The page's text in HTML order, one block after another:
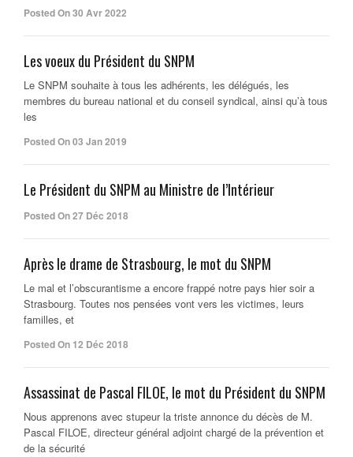
Posted On 30 Avr 2022
Les voeux du Président du SNPM
Le SNPM souhaite à tous les adhérents, les délégués, les
membres du bureau national et du conseil syndical, ainsi qu’à tous
les
Posted On 03 Jan 2019
Le Président du SNPM au Ministre de l’Intérieur
Posted On 27 Déc 2018
Après le drame de Strasbourg, le mot du SNPM
Le mal et l’obscurantisme a encore frappé notre pays hier soir a
Strasbourg. Toutes nos pensées vont vers les victimes, leurs
familles, et
Posted On 12 Déc 2018
Assassinat de Pascal FILOE, le mot du Président du SNPM
Nous apprenons avec stupeur la triste annonce du décès de M.
Pascal FILOE, directeur général adjoint chargé de la prévention et
de la sécurité